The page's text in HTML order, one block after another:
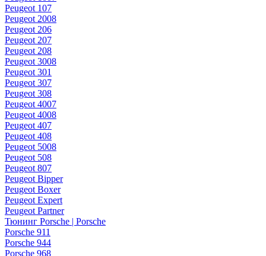
Peugeot 107
Peugeot 2008
Peugeot 206
Peugeot 207
Peugeot 208
Peugeot 3008
Peugeot 301
Peugeot 307
Peugeot 308
Peugeot 4007
Peugeot 4008
Peugeot 407
Peugeot 408
Peugeot 5008
Peugeot 508
Peugeot 807
Peugeot Bipper
Peugeot Boxer
Peugeot Expert
Peugeot Partner
Тюнинг Porsche | Porsche
Porsche 911
Porsche 944
Porsche 968